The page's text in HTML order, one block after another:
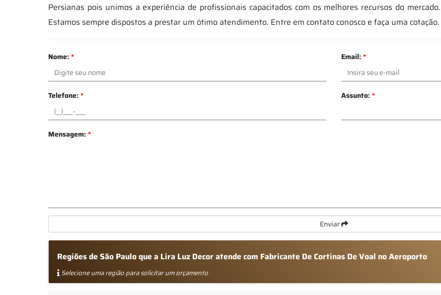
Persianas pois unimos a experiência de profissionais capacitados com os melhores recursos do mercado.
Estamos sempre dispostos a prestar um ótimo atendimento. Entre em contato conosco e faça uma cotação.
Nome:* Email:*
Telefone:* Assunto:*
Mensagem:*
Enviar
Regiões de São Paulo que a Lira Luz Decor atende com Fabricante De Cortinas De Voal no Aeroporto
Selecione uma região para solicitar um orçamento